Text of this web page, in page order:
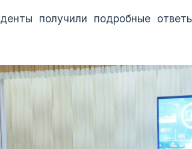
получили подробные